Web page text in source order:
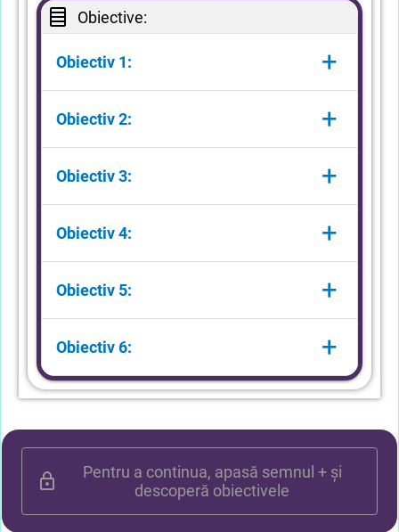
Obiective:
Obiectiv 1: +
Ce semnifică noțiunea de
densitate;
Obiectiv 2: +
Care este unitatea de măsură
pentru densitate în S.I.;
Obiectiv 3: +
Cum poți determina densitatea
unui corp;
Obiectiv 4: +
Cum utilizezi noțiunea de densitate
pentru rezolvarea problemelor cu
caracter practic sau aplicativ;
Obiectiv 5: +
Cum poți explica fenomenul de
plutire și de scufundare a corpurilor
în lichide de densități diferite;
Obiectiv 6: +
Să exemplifici aplicații ale densității
Pentru a continua, apasă semnul + și
descoperă obiectivele